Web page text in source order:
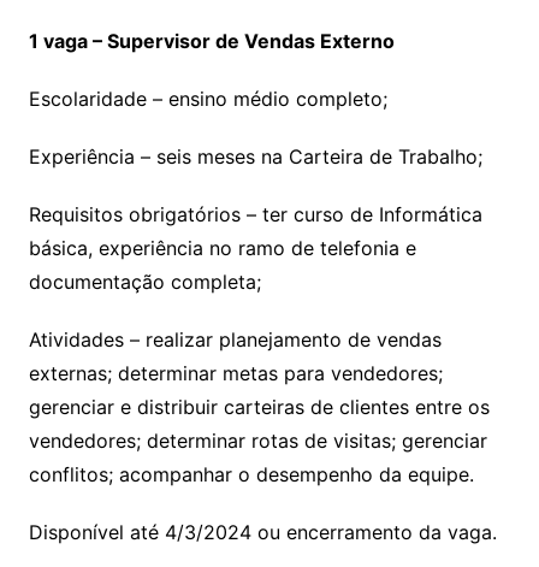
1 vaga – Supervisor de Vendas Externo
Escolaridade – ensino médio completo;
Experiência – seis meses na Carteira de Trabalho;
Requisitos obrigatórios – ter curso de Informática
básica, experiência no ramo de telefonia e
documentação completa;
Atividades – realizar planejamento de vendas
externas; determinar metas para vendedores;
gerenciar e distribuir carteiras de clientes entre os
vendedores; determinar rotas de visitas; gerenciar
conflitos; acompanhar o desempenho da equipe.
Disponível até 4/3/2024 ou encerramento da vaga.